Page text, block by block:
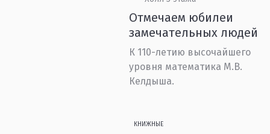
Отмечаем юбилеи
замечательных людей
К 110-летию высочайшего
уровня математика М.В.
Келдыша.
КНИЖНЫЕ